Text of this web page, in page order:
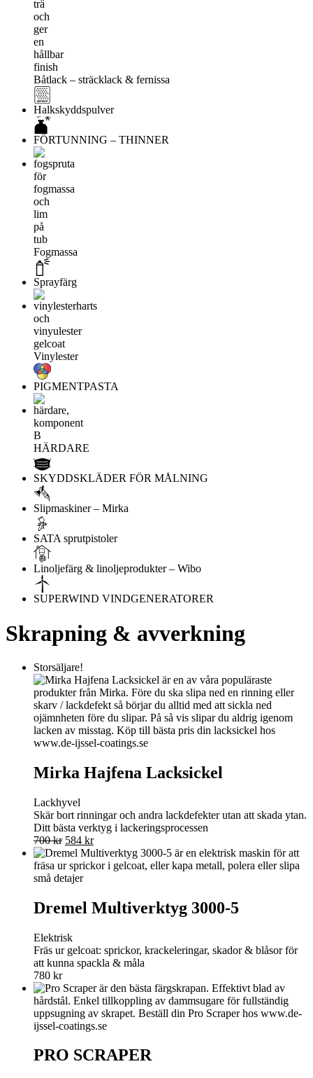
Båtlack – sträcklack & fernissa
Halkskyddspulver
FÖRTUNNING – THINNER
Fogmassa
Sprayfärg
Vinylester
PIGMENTPASTA
HÄRDARE
SKYDDSKLÄDER FÖR MÅLNING
Slipmaskiner – Mirka
SATA sprutpistoler
Linoljefärg & linoljeprodukter – Wibo
SUPERWIND VINDGENERATORER
Skrapning & avverkning
Storsäljare!
Mirka Hajfena Lacksickel
Lackhyvel
Skär bort rinningar och andra lackdefekter utan att skada ytan.
Ditt bästa verktyg i lackeringsprocessen
700kr Det
ursprungliga
priset
var:
584 krDet
nuvarande
priset
Dremel Multiverktyg 3000-5
Elektrisk
Fräs ur gelcoat: sprickor, krackeleringar, skador & blåsor för
att kunna spackla & måla
780 kr
PRO SCRAPER